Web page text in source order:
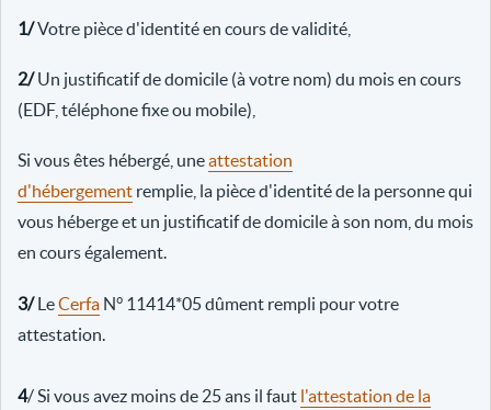
1/Votre pièce d'identité en cours de validité,
2/Un justificatif de domicile (à votre nom) du mois en cours
(EDF, téléphone fixe ou mobile),
Si vous êtes hébergé, uneattestation
d'hébergement remplie, la pièce d'identité de la personne qui
vous héberge et un justificatif de domicile à son nom, du mois
en cours également.
3/LeCerfa N° 11414*05 dûment rempli pour votre
attestation.
4/ Si vous avez moins de 25 ans il faut l'attestation de la